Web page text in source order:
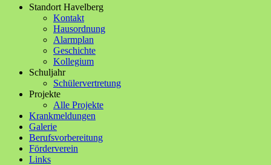
Standort Havelberg
Kontakt
Hausordnung
Alarmplan
Geschichte
Kollegium
Schuljahr
Schülervertretung
Projekte
Alle Projekte
Krankmeldungen
Galerie
Berufsvorbereitung
Förderverein
Links